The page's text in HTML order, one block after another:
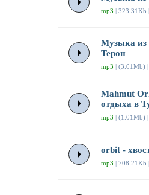
mp3 | 323.31Kb
Музыка из
Терон
mp3 | (3.01Mb)
Mahmut
отдыха в
mp3 | (1.01Mb)
orbit -
mp3 | 708.21Kb